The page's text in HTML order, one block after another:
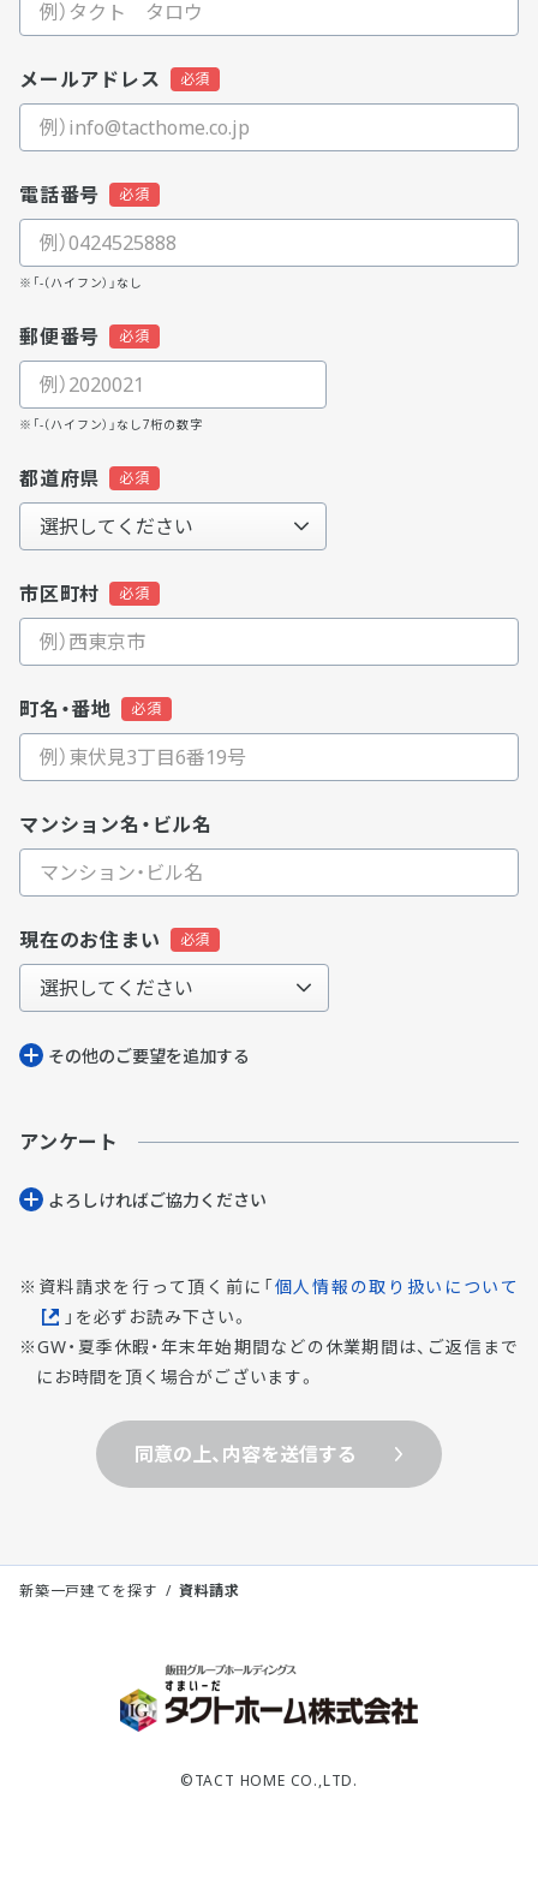
メールアドレス
電話番号
※「-（ハイフン）」なし
郵便番号
※「-（ハイフン）」なし7桁の数字
都道府県
市区町村
町名・番地
マンション名・ビル名
現在のお住まい
その他のご要望を追加する
アンケート
よろしければご協⼒ください
資料請求を行って頂く前に「個人情報の取り扱いについて
」を必ずお読み下さい。
GW・夏季休暇・年末年始期間などの休業期間は、ご返信まで
にお時間を頂く場合がございます。
同意の上、内容を送信する
新築一戸建てを探す 資料請求
©TACT HOME CO.,LTD.